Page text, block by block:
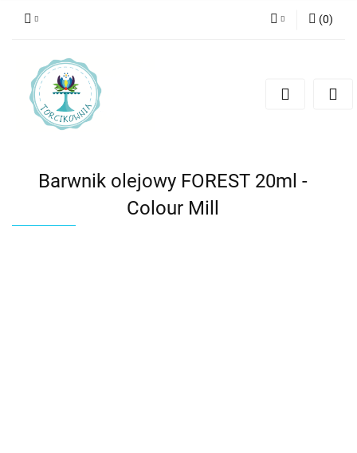
(0)
Barwnik olejowy FOREST 20ml -
Colour Mill